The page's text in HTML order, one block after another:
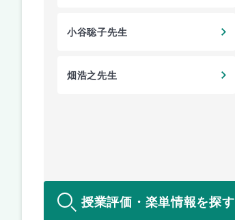
小谷聡子先生
畑浩之先生
授業評価・楽単情報を探す